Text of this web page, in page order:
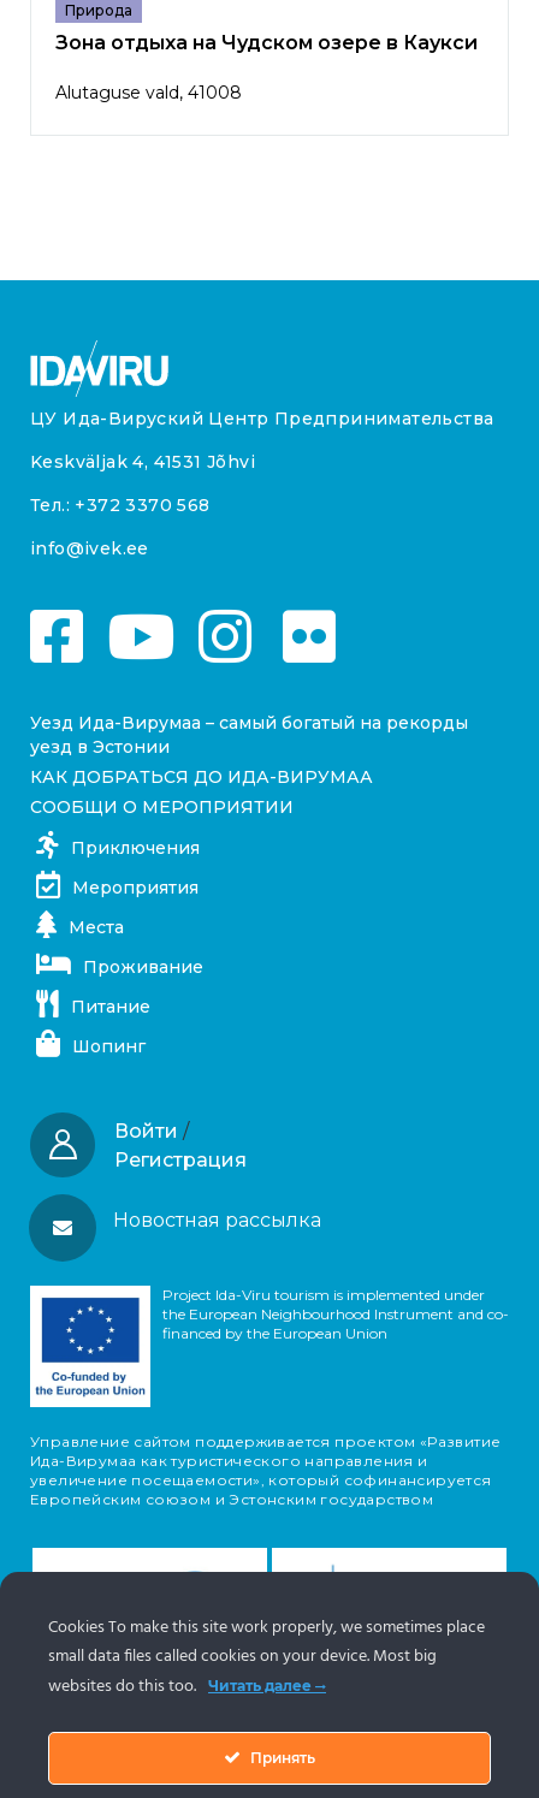
Природа
Зона отдыха на Чудском озере в Каукси
Alutaguse vald, 41008
ЦУ Ида-Вируский Центр Предпринимательства
Keskväljak 4, 41531 Jõhvi
Тел.: +372 3370 568
info@ivek.ee
Уезд Ида-Вирумаа – самый богатый на рекорды
уезд в Эстонии
КАК ДОБРАТЬСЯ ДО ИДА-ВИРУМАА
СООБЩИ О МЕРОПРИЯТИИ
Приключения
Мероприятия
Места
Проживание
Питание
Шопинг
Войти /
Регистрация
Новостная рассылка
Project Ida-Viru tourism is implemented under
the European Neighbourhood Instrument and co-
financed by the European Union
Управление сайтом поддерживается проектом «Развитие
Ида-Вирумаа как туристического направления и
увеличение посещаемости», который софинансируется
Европейским союзом и Эстонским государством
Информация об объектах поступает с туристического
портала Эстонии.www.puhkaeestis.ee
Cookies To make this site work properly, we sometimes place
small data files called cookies on your device. Most big
websites do this too.
Читать далее
Принять